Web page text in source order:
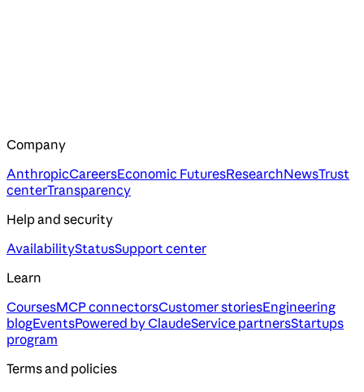
Company
AnthropicCareersEconomic FuturesResearchNewsTrust
centerTransparency
Help and security
AvailabilityStatusSupport center
Learn
CoursesMCP connectorsCustomer storiesEngineering
blogEventsPowered by ClaudeService partnersStartups
program
Terms and policies